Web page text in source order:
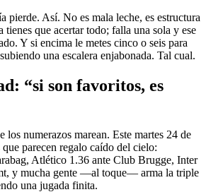
pierde. Así. No es mala leche, es estructura
tienes que acertar todo; falla una sola y ese
Y si encima le metes cinco o seis para
una escalera enjabonada. Tal cual.
“si son favoritos, es
los numerazos marean. Este martes 24 de
parecen regalo caído del cielo:
Atlético 1.36 ante Club Brugge, Inter
y mucha gente —al toque— arma la triple
una jugada finita.